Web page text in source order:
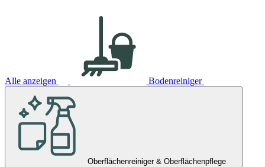
Alle anzeigen Bodenreiniger
Oberflächenreiniger & Oberflächenpflege